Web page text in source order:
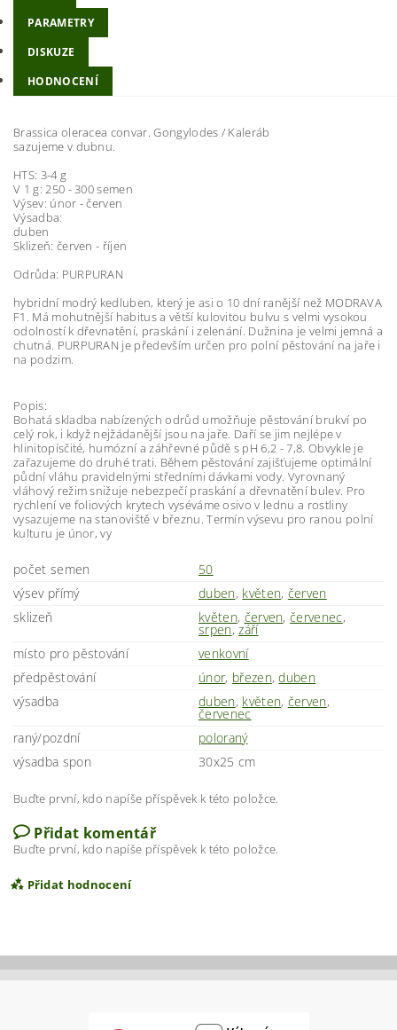
PARAMETRY
DISKUZE
HODNOCENÍ
Brassica oleracea convar. Gongylodes / Kaleráb
sazujeme v dubnu.
HTS: 3-4 g
V 1 g: 250 - 300 semen
Výsev: únor - červen
Výsadba:
duben
Sklizeň: červen - říjen
Odrůda: PURPURAN
hybridní modrý kedluben, který je asi o 10 dní ranější než MODRAVA
F1. Má mohutnější habitus a větší kulovitou bulvu s velmi vysokou
odolností k dřevnatění, praskání i zelenání. Dužnina je velmi jemná a
chutná. PURPURAN je především určen pro polní pěstování na jaře i
na podzim.
Popis:
Bohatá skladba nabízených odrůd umožňuje pěstování brukví po
celý rok, i když nejžádanější jsou na jaře. Daří se jim nejlépe v
hlinitopísčité, humózní a záhřevné půdě s pH 6,2 - 7,8. Obvykle je
zařazujeme do druhé trati. Během pěstování zajišťujeme optimální
půdní vláhu pravidelnými středními dávkami vody. Vyrovnaný
vláhový režim snižuje nebezpečí praskání a dřevnatění bulev. Pro
rychlení ve foliových krytech vyséváme osivo v lednu a rostliny
vysazujeme na stanoviště v březnu. Termín výsevu pro ranou polní
kulturu je únor, vy
počet semen
50
výsev přímý
duben, květen, červen
sklizeň
květen, červen,červenec,
srpen,září
místo pro pěstování
venkovní
předpěstování
únor, březen,duben
výsadba
duben, květen, červen,
červenec
raný/pozdní
poloraný
výsadba spon
30x25 cm
Buďte první, kdo napíše příspěvek k této položce.
Přidat komentář
Buďte první, kdo napíše příspěvek k této položce.
Přidat hodnocení